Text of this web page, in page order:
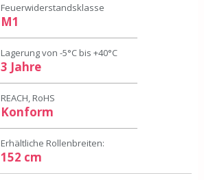
Feuerwiderstandsklasse
M1
Lagerung von -5°C bis +40°C
3 Jahre
REACH, RoHS
Konform
Erhältliche Rollenbreiten:
152 cm